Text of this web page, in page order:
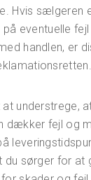
Hvis sælgeren
eventuelle fejl
handlen, er
understrege,
dækker fejl og
du sørger for at